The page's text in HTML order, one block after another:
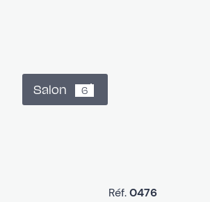
Salon 6
Réf.0476